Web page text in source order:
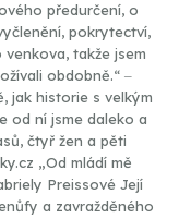
předurčení, o
pokrytectví,
takže jsem
obdobně.“ ‒
jak historie s velkým
od ní jsme daleko a
čtyř žen a pěti
„Od mládí mě
Preissové Její
a zavražděného